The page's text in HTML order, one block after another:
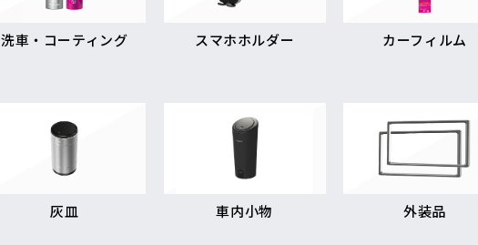
洗車・コーティング スマホホルダー カーフィルム
灰皿 車内小物 外装品